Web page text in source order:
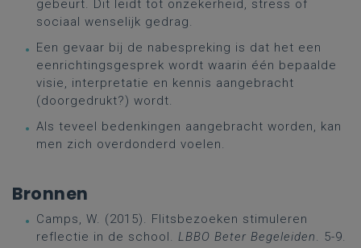
gebeurt. Dit leidt tot onzekerheid, stress of
sociaal wenselijk gedrag.
Een gevaar bij de nabespreking is dat het een
eenrichtingsgesprek wordt waarin één bepaalde
visie, interpretatie en kennis aangebracht
(doorgedrukt?) wordt.
Als teveel bedenkingen aangebracht worden, kan
men zich overdonderd voelen.
Bronnen
Camps, W. (2015). Flitsbezoeken stimuleren
reflectie in de school. LBBO Beter Begeleiden. 5-9.